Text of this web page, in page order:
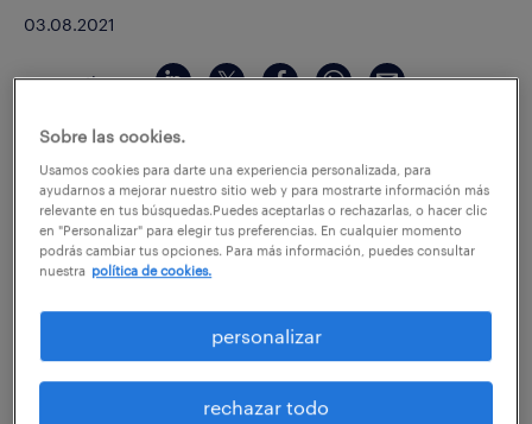
03.08.2021
compartir en:
La afiliación aumenta en 91 mil personas y caen en
116 mil los afectados por ERTE.
¡Descubre todos los datos en esta infografía!
Sobre las cookies.
Usamos cookies para darte una experiencia personalizada, para
ayudarnos a mejorar nuestro sitio web y para mostrarte información más
relevante en tus búsquedas.Puedes aceptarlas o rechazarlas, o hacer clic
en "Personalizar" para elegir tus preferencias. En cualquier momento
podrás cambiar tus opciones. Para más información, puedes consultar
nuestra política de cookies.
personalizar
rechazar todo